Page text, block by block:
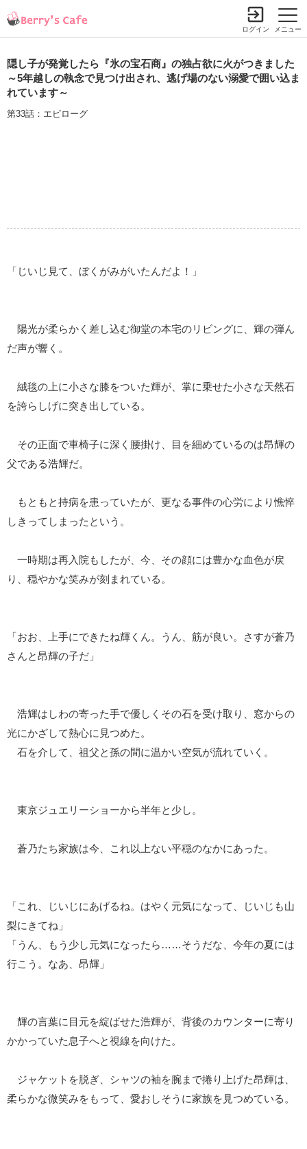
メニュー
ログイン
隠し子が発覚したら『氷の宝石商』の独占欲に火がつきました
～5年越しの執念で見つけ出され、逃げ場のない溺愛で囲い込ま
れています～
第33話：エピローグ
「じいじ見て、ぼくがみがいたんだよ！」
陽光が柔らかく差し込む御堂の本宅のリビングに、輝の弾ん
だ声が響く。
絨毯の上に小さな膝をついた輝が、掌に乗せた小さな天然石
を誇らしげに突き出している。
その正面で車椅子に深く腰掛け、目を細めているのは昂輝の
父である浩輝だ。
もともと持病を患っていたが、更なる事件の心労により憔悴
しきってしまったという。
一時期は再入院もしたが、今、その顔には豊かな血色が戻
り、穏やかな笑みが刻まれている。
「おお、上手にできたね輝くん。うん、筋が良い。さすが蒼乃
さんと昂輝の子だ」
浩輝はしわの寄った手で優しくその石を受け取り、窓からの
光にかざして熱心に見つめた。
石を介して、祖父と孫の間に温かい空気が流れていく。
東京ジュエリーショーから半年と少し。
蒼乃たち家族は今、これ以上ない平穏のなかにあった。
「これ、じいじにあげるね。はやく元気になって、じいじも山
梨にきてね」
「うん、もう少し元気になったら……そうだな、今年の夏には
行こう。なあ、昂輝」
輝の言葉に目元を綻ばせた浩輝が、背後のカウンターに寄り
かかっていた息子へと視線を向けた。
ジャケットを脱ぎ、シャツの袖を腕まで捲り上げた昂輝は、
柔らかな微笑みをもって、愛おしそうに家族を見つめている。